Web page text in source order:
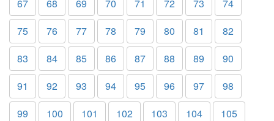
67
68 69 70 71 72 73
74
75
76 77 78 79 80 81
82
83
84 85 86 87 88 89
90
91
92 93 94 95 96 97
98
99
100 101 102 103 104
105